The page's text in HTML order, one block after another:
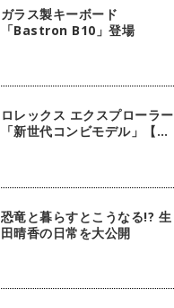
ガラス製キーボード
「Bastron B10」登場
ロレックス エクスプローラー
「新世代コンビモデル」【今
恐竜と暮らすとこうなる!? 生
田晴香の日常を大公開